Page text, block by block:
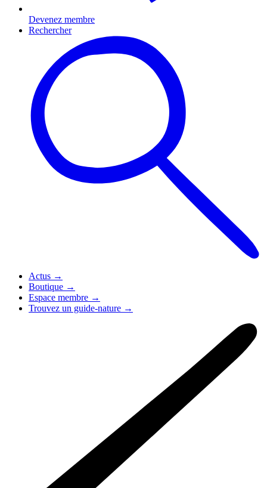
Devenez membre
Rechercher
Actus →
Boutique →
Espace membre →
Trouvez un guide-nature →